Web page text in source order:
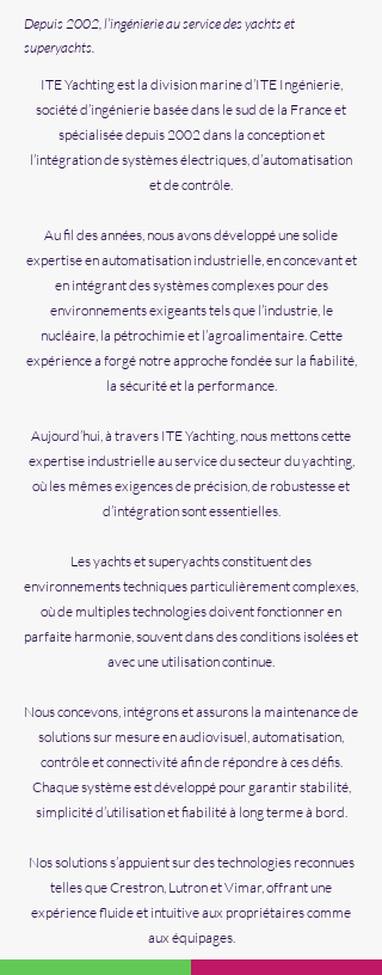
Depuis 2002, l’ingénierie au service des yachts et
superyachts.
ITE Yachting est la division marine d’ITE Ingénierie,
société d’ingénierie basée dans le sud de la France et
spécialisée depuis 2002 dans la conception et
l’intégration de systèmes électriques, d’automatisation
et de contrôle.
Au fil des années, nous avons développé une solide
expertise en automatisation industrielle, en concevant et
en intégrant des systèmes complexes pour des
environnements exigeants tels que l’industrie, le
nucléaire, la pétrochimie et l’agroalimentaire. Cette
expérience a forgé notre approche fondée sur la fiabilité,
la sécurité et la performance.
​Aujourd’hui, à travers ITE Yachting, nous mettons cette
expertise industrielle au service du secteur du yachting,
où les mêmes exigences de précision, de robustesse et
d’intégration sont essentielles.
​Les yachts et superyachts constituent des
environnements techniques particulièrement complexes,
où de multiples technologies doivent fonctionner en
parfaite harmonie, souvent dans des conditions isolées et
avec une utilisation continue.
Nous concevons, intégrons et assurons la maintenance de
solutions sur mesure en audiovisuel, automatisation,
contrôle et connectivité afin de répondre à ces défis.
Chaque système est développé pour garantir stabilité,
simplicité d’utilisation et fiabilité à long terme à bord.
​Nos solutions s’appuient sur des technologies reconnues
telles que Crestron, Lutron et Vimar, offrant une
expérience fluide et intuitive aux propriétaires comme
aux équipages.